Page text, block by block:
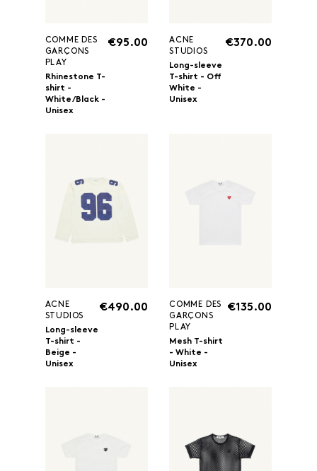
COMME DES
GARÇONS
PLAY
Rhinestone T-
shirt -
White/Black -
Unisex
€95.00
ACNE
STUDIOS
Long-sleeve
T-shirt - Off
White -
Unisex
€370.00
ACNE
STUDIOS
Long-sleeve
T-shirt -
Beige -
Unisex
€490.00
COMME DES
GARÇONS
PLAY
Mesh T-shirt
- White -
Unisex
€135.00